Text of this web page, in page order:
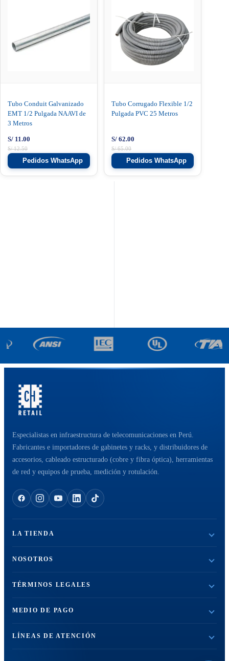
Tubo Conduit Galvanizado
EMT 1/2 Pulgada NAAVI de
3 Metros
S/12.50
S/ 11.00
Pedidos WhatsApp
Tubo Corrugado Flexible 1/2
Pulgada PVC 25 Metros
S/65.00
S/ 62.00
Pedidos WhatsApp
Especialistas en infraestructura de telecomunicaciones en Perú.
Fabricantes e importadores de gabinetes y racks, y distribuidores de
accesorios, cableado estructurado (cobre y fibra óptica), herramientas
de red y equipos de prueba, medición y rotulación.
LA TIENDA
NOSOTROS
TÉRMINOS LEGALES
MEDIO DE PAGO
LÍNEAS DE ATENCIÓN